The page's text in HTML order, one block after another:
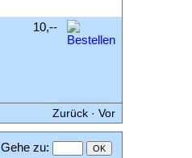
10,--
Zurück · Vor
Gehe zu: